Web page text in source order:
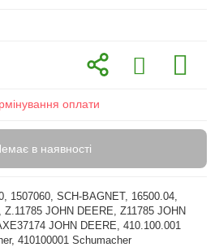
оплати
в наявності
1507060, SCH-BAGNET, 16500.04,
Z.11785 JOHN DEERE, Z11785 JOHN
JOHN DEERE, 410.100.001
410100001 Schumacher